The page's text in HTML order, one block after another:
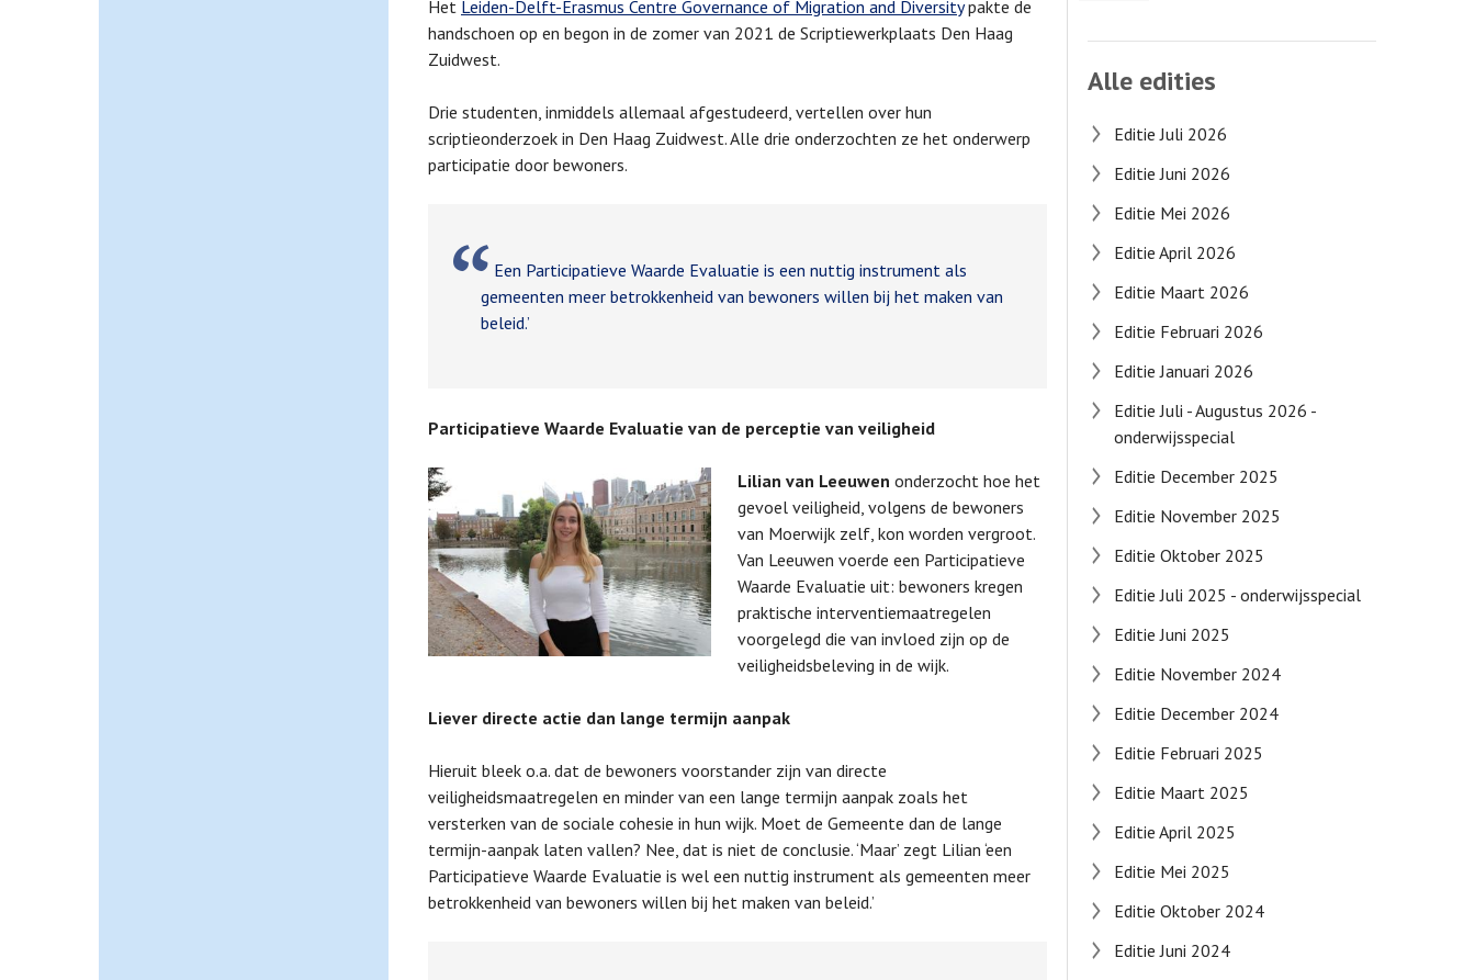
Het Leiden-Delft-Erasmus Centre Governance of Migration and Diversitypakte de
handschoen op en begon in de zomer van 2021 de Scriptiewerkplaats Den Haag
Zuidwest.
Drie studenten, inmiddels allemaal afgestudeerd, vertellen over hun
scriptieonderzoek in Den Haag Zuidwest. Alle drie onderzochten ze het onderwerp
participatie door bewoners.
Een Participatieve Waarde Evaluatie is een nuttig instrument als
gemeenten meer betrokkenheid van bewoners willen bij het maken van
beleid.’
Participatieve Waarde Evaluatie van de perceptie van veiligheid
Lilian van Leeuwen onderzocht hoe het
gevoel veiligheid, volgens de bewoners
van Moerwijk zelf, kon worden vergroot.
Van Leeuwen voerde een Participatieve
Waarde Evaluatie uit: bewoners kregen
praktische interventiemaatregelen
voorgelegd die van invloed zijn op de
veiligheidsbeleving in de wijk.
Liever directe actie dan lange termijn aanpak
Hieruit bleek o.a. dat de bewoners voorstander zijn van directe
veiligheidsmaatregelen en minder van een lange termijn aanpak zoals het
versterken van de sociale cohesie in hun wijk. Moet de Gemeente dan de lange
termijn-aanpak laten vallen? Nee, dat is niet de conclusie. ‘Maar’ zegt Lilian ‘een
Participatieve Waarde Evaluatie is wel een nuttig instrument als gemeenten meer
betrokkenheid van bewoners willen bij het maken van beleid.’
Alle edities
Editie Juli 2026
Editie Juni 2026
Editie Mei 2026
Editie April 2026
Editie Maart 2026
Editie Februari 2026
Editie Januari 2026
Editie Juli - Augustus 2026 -
onderwijsspecial
Editie December 2025
Editie November 2025
Editie Oktober 2025
Editie Juli 2025 - onderwijsspecial
Editie Juni 2025
Editie November 2024
Editie December 2024
Editie Februari 2025
Editie Maart 2025
Editie April 2025
Editie Mei 2025
Editie Oktober 2024
Editie Juni 2024